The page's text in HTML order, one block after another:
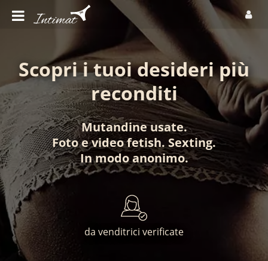
Scopri i tuoi desideri più
reconditi
Mutandine usate.
Fotoevideo fetish. Sexting.
In modo anonimo.
da venditrici verificate